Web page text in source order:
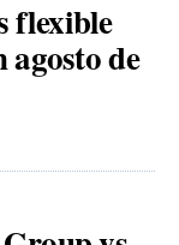
flexible
de